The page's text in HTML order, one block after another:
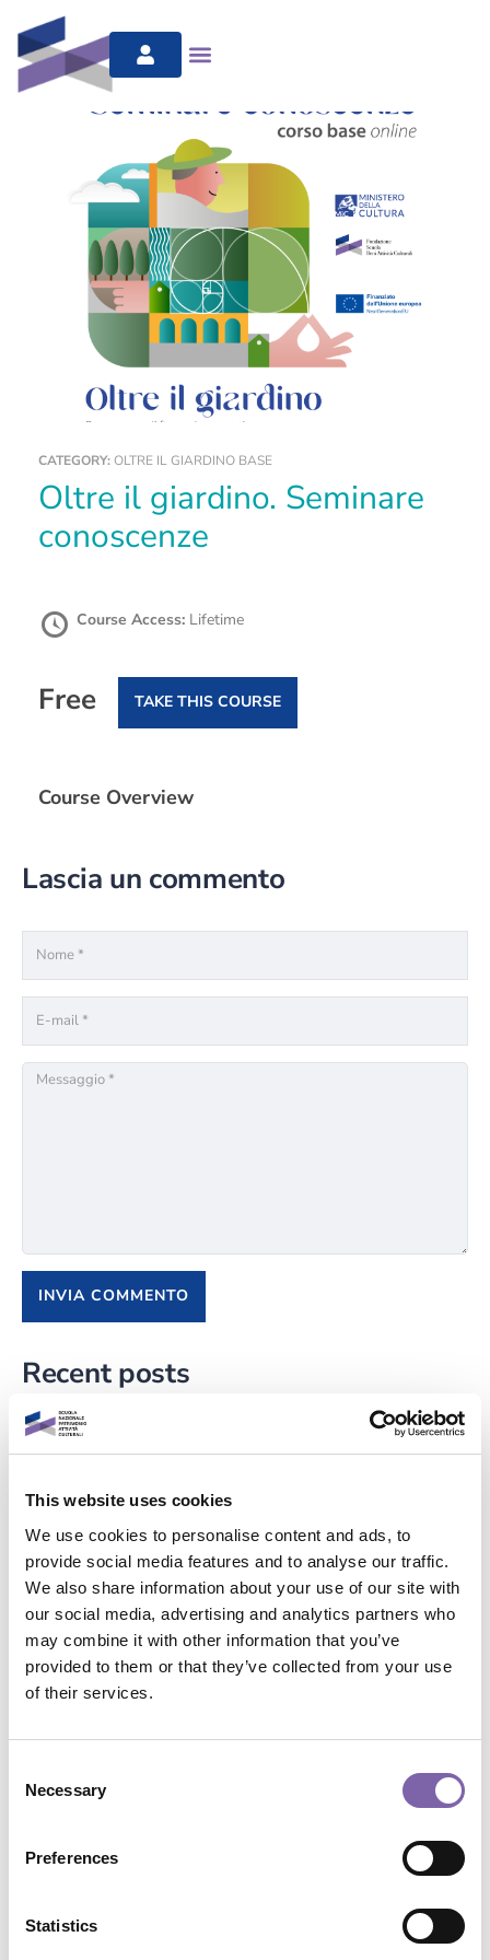
This website uses cookies
We use cookies to personalise content and ads, to
provide social media features and to analyse our traffic.
We also share information about your use of our site with
our social media, advertising and analytics partners who
may combine it with other information that you’ve
provided to them or that they’ve collected from your use
of their services.
Selection
Necessary
Preferences
Statistics
CATEGORY:OLTRE IL GIARDINO BASE
Oltre il giardino. Seminare
conoscenze
Course Access: Lifetime
Free TAKE THIS COURSE
Course Overview
Lascia un commento
Recent posts
L’importanza della valorizzazione della cultura locale
TEAC
Conservare il passato con uno sguardo al futuro
Categoria 3
Search
african
Archive